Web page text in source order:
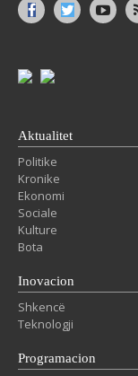
Aktualitet
Politike
Kronike
Ekonomi
Sociale
Kulture
Bota
Inovacion
Shkencë
Teknologji
Programacion